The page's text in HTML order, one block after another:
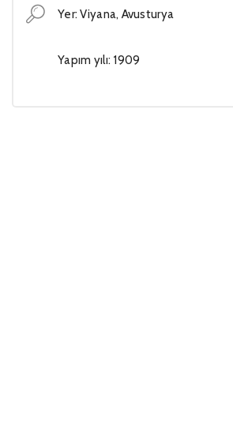
Yer: Viyana, Avusturya
Yapım yılı: 1909